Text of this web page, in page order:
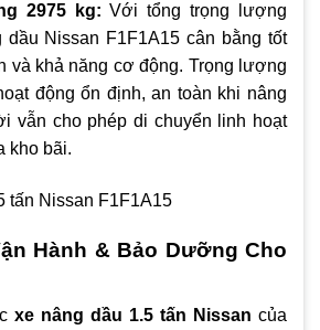
2975 kg: Với tổng trọng lượng
dầu Nissan F1F1A15 cân bằng tốt
và khả năng cơ động. Trọng lượng
động ổn định, an toàn khi nâng
vẫn cho phép di chuyển linh hoạt
kho bãi.
Hành & Bảo Dưỡng Cho
xe nâng dầu 1.5 tấn Nissan của